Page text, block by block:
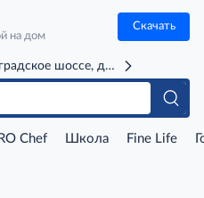
на дом
Скачать
шоссе, д. 71Г (м. Речной
Chef Школа Fine Life